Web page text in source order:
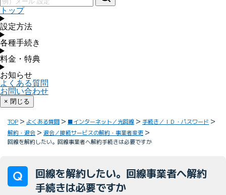
トップ
設定方法
各種手続き
料金・特典
お知らせ
よくある質問
お問い合わせ
× 閉じる
TOP よくある質問 ■インターネット／光回線
手続き／ＩＤ・パスワード
解約・退会
退会／接続サービスの解約・事業者変更
回線を解約したい。回線事業者へ解約手続きは必要ですか
回線を解約したい。回線事業者へ解約
手続きは必要ですか